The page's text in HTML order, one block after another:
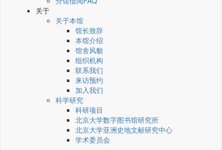
关于
关于本馆
馆长致辞
本馆介绍
馆舍风貌
组织机构
联系我们
来访预约
加入我们
科学研究
科研项目
北京大学数字图书馆研究所
北京大学亚洲史地文献研究中心
学术委员会